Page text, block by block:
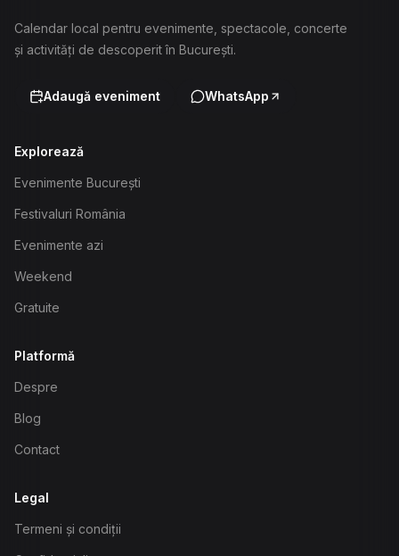
Calendar local pentru evenimente, spectacole, concerte
și activități de descoperit în București.
Adaugă eveniment WhatsApp
Explorează
Evenimente București
Festivaluri România
Evenimente azi
Weekend
Gratuite
Platformă
Despre
Blog
Contact
Legal
Termeni și condiții